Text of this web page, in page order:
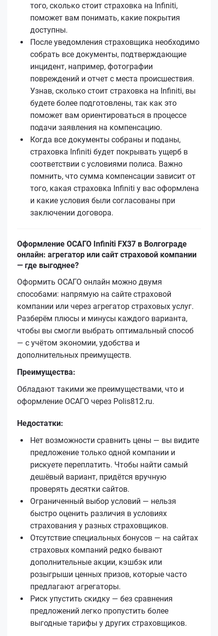
того, сколько стоит страховка на Infiniti,
поможет вам понимать, какие покрытия
доступны.
После уведомления страховщика необходимо
собрать все документы, подтверждающие
инцидент, например, фотографии
повреждений и отчет с места происшествия.
Узнав, сколько стоит страховка на Infiniti, вы
будете более подготовлены, так как это
поможет вам ориентироваться в процессе
подачи заявления на компенсацию.
Когда все документы собраны и поданы,
страховка Infiniti будет покрывать ущерб в
соответствии с условиями полиса. Важно
помнить, что сумма компенсации зависит от
того, какая страховка Infiniti у вас оформлена
и какие условия были согласованы при
заключении договора.
Оформление ОСАГО Infiniti FX37 в Волгограде
онлайн: агрегатор или сайт страховой компании
— где выгоднее?
Оформить ОСАГО онлайн можно двумя
способами: напрямую на сайте страховой
компании или через агрегатор страховых услуг.
Разберём плюсы и минусы каждого варианта,
чтобы вы смогли выбрать оптимальный способ
— с учётом экономии, удобства и
дополнительных преимуществ.
Преимущества:
Обладают такими же преимуществами, что и
оформление ОСАГО через Polis812.ru.
Недостатки:
Нет возможности сравнить цены — вы видите
предложение только одной компании и
рискуете переплатить. Чтобы найти самый
дешёвый вариант, придётся вручную
проверять десятки сайтов.
Ограниченный выбор условий — нельзя
быстро оценить различия в условиях
страхования у разных страховщиков.
Отсутствие специальных бонусов — на сайтах
страховых компаний редко бывают
дополнительные акции, кэшбэк или
розыгрыши ценных призов, которые часто
предлагают агрегаторы.
Риск упустить скидку — без сравнения
предложений легко пропустить более
выгодные тарифы у других страховщиков.